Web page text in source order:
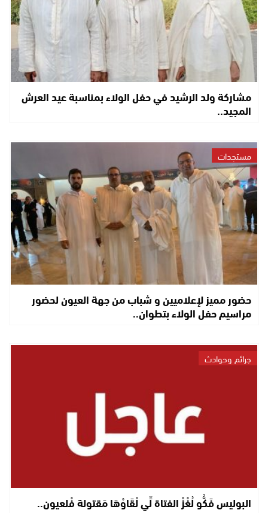
مشاركة ولد الرشيد في حفل الولاء بمناسبة عيد العرش
المجيد..
مستجدات
حضور مميز لإعلاميين و شباب من جهة العيون لحضور
مراسيم حفل الولاء بتطوان..
جرائم وحوادث
البوليس فَكُّو لُغْزْ الفتاة لِّي لْقَاوْهَا مَقتولة فْلعيون..